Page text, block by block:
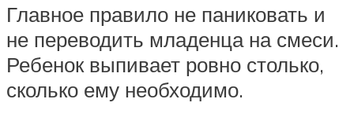
Главное правило не паниковать и
не переводить младенца на смеси.
Ребенок выпивает ровно столько,
сколько ему необходимо.